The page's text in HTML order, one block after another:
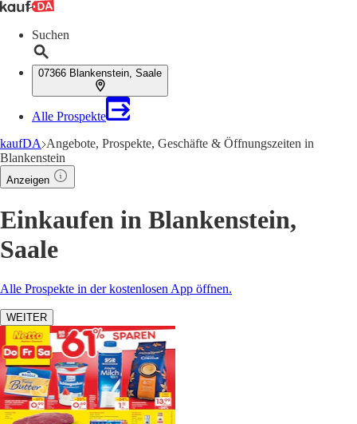
Suchen
07366 Blankenstein, Saale
Alle Prospekte
kaufDA Angebote, Prospekte, Geschäfte & Öffnungszeiten in
Blankenstein
Anzeigen
Einkaufen in Blankenstein,
Saale
Alle Prospekte in der kostenlosen App öffnen.
WEITER